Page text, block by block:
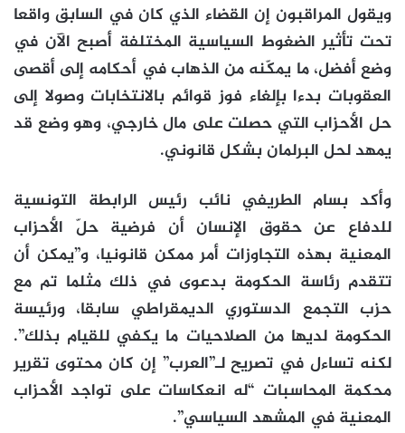
ويقول المراقبون إن القضاء الذي كان في السابق واقعا
تحت تأثير الضغوط السياسية المختلفة أصبح الآن في
وضع أفضل، ما يمكّنه من الذهاب في أحكامه إلى أقصى
العقوبات بدءا بإلغاء فوز قوائم بالانتخابات وصولا إلى
حل الأحزاب التي حصلت على مال خارجي، وهو وضع قد
يمهد لحل البرلمان بشكل قانوني.
وأكد بسام الطريفي نائب رئيس الرابطة التونسية
للدفاع عن حقوق الإنسان أن فرضية حلّ الأحزاب
المعنية بهذه التجاوزات أمر ممكن قانونيا، و”يمكن أن
تتقدم رئاسة الحكومة بدعوى في ذلك مثلما تم مع
حزب التجمع الدستوري الديمقراطي سابقا، ورئيسة
الحكومة لديها من الصلاحيات ما يكفي للقيام بذلك”.
لكنه تساءل في تصريح لـ”العرب” إن كان محتوى تقرير
محكمة المحاسبات “له انعكاسات على تواجد الأحزاب
المعنية في المشهد السياسي”.